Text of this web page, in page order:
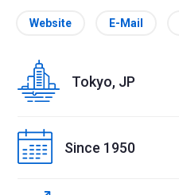
Website E-Mail
Tokyo, JP
Since 1950